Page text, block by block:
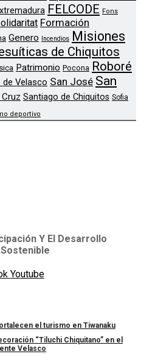
FELCODE Fons
Formación
Genero Incendios
Misiones
de Chiquitos
Patrimonio Pocona Roboré
de Velasco San José San
Santiago de Chiquitos Sofia
deportivo
Y El Desarrollo
Sostenible
Youtube
el turismo en Tiwanaku
“Tiluchi Chiquitano” en el
Velasco